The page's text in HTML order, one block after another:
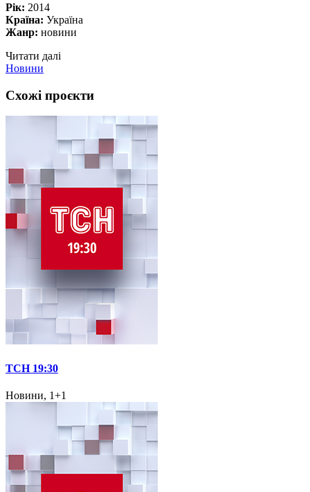
Рік: 2014
Країна: Україна
Жанр: новини
Читати далі
Новини
Схожі проєкти
ТСН 19:30
Новини, 1+1